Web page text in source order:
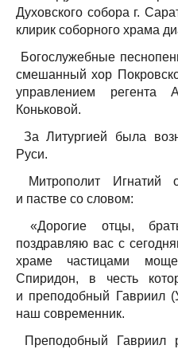
Духовского собора г.
клирик соборного храма
Богослужебные
смешанный хор
управлением регента
Коньковой.
За Литургией была
Руси.
Митрополит Игнатий
и пастве со словом:
«Дорогие отцы,
поздравляю вас с
храме частицами
Спиридон, в честь
и преподобный Гавриил
наш современник.
Преподобный Гавриил